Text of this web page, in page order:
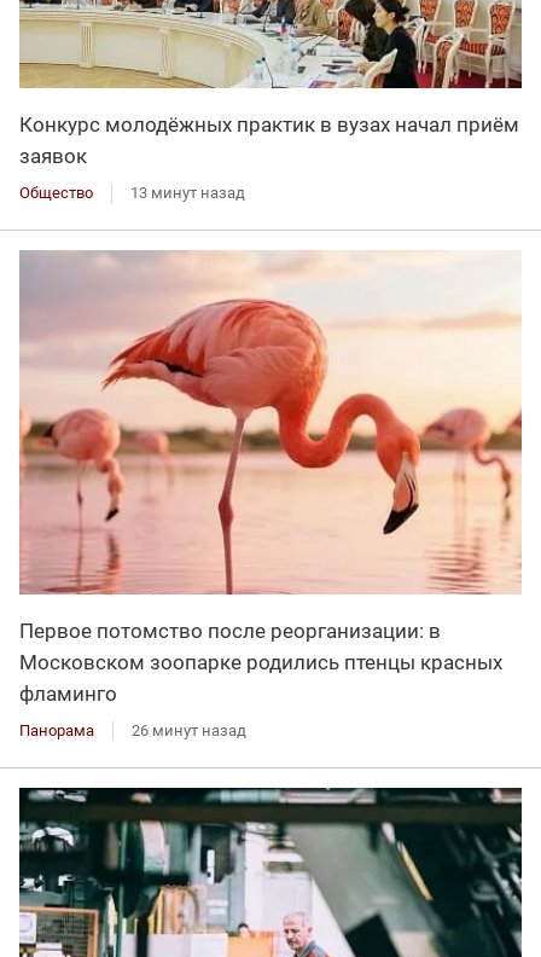
Конкурс молодёжных практик в вузах начал приём
заявок
Общество 13 минут назад
Первое потомство после реорганизации: в
Московском зоопарке родились птенцы красных
фламинго
Панорама 26 минут назад